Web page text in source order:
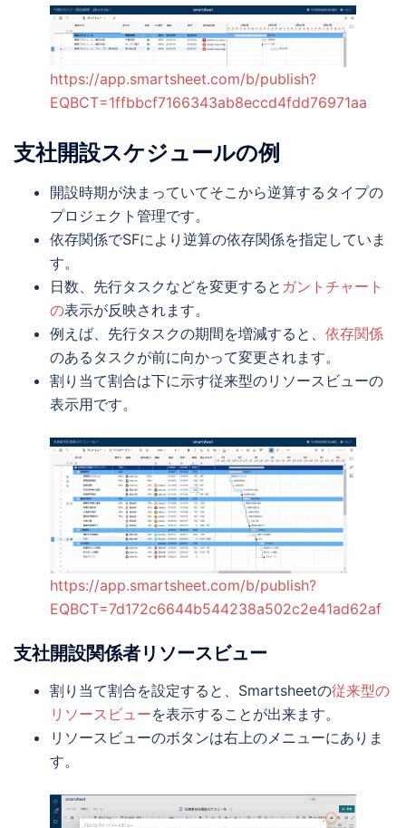
https://app.smartsheet.com/b/publish?
EQBCT=1ffbbcf7166343ab8eccd4fdd76971aa
支社開設スケジュールの例
開設時期が決まっていてそこから逆算するタイプの
プロジェクト管理です。
依存関係でSFにより逆算の依存関係を指定していま
す。
日数、先行タスクなどを変更すると ガントチャート
の表示が反映されます。
例えば、先行タスクの期間を増減すると、 依存関係
のあるタスクが前に向かって変更されます。
割り当て割合は下に示す従来型のリソースビューの
表示用です。
https://app.smartsheet.com/b/publish?
EQBCT=7d172c6644b544238a502c2e41ad62af
支社開設関係者リソースビュー
割り当て割合を設定すると、Smartsheetの従来型の
リソースビューを表示することが出来ます。
リソースビューのボタンは右上のメニューにありま
す。